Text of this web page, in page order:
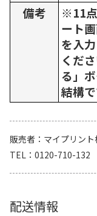
備考
※11
ート
を入
くだ
る」
結構で
販売者
マイプリン
TEL
0120-710-132
配送情報